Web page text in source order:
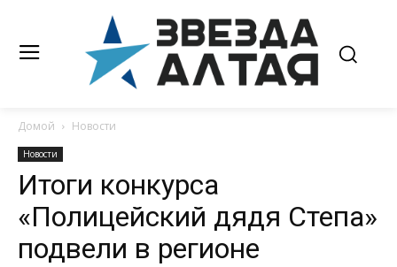
Домой Новости
Новости
Итоги конкурса
«Полицейский дядя Степа»
подвели в регионе